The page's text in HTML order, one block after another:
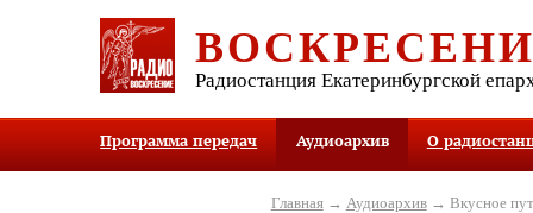
Радиостанция Екатеринбургской
Программа передач Аудиоархив О
Главная→ Аудиоархив→ Вкусное